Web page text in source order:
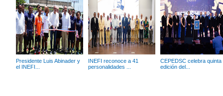
Presidente Luis Abinader y
el INEFI...
INEFI reconoce a 41
personalidades ...
CEPEDSC celebra quinta
edición del...